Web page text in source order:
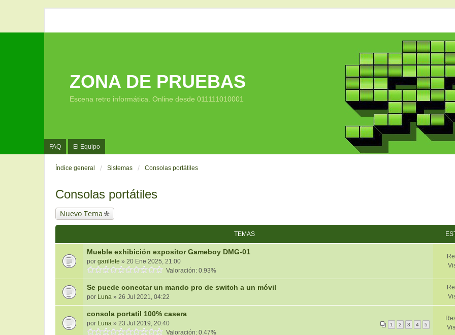
FAQ El Equipo
ZONA DE PRUEBAS
Escena retro informática. Online desde 011111010001
Índice general Sistemas Consolas portátiles
Consolas portátiles
Nuevo Tema
TEMAS
Mueble exhibición expositor Gameboy DMG-01
por garillete » 20 Ene 2025, 21:00
Valoración: 0.93%
Se puede conectar un mando pro de switch a un móvil
por Luna » 26 Jul 2021, 04:22
consola portatil 100% casera
1 2 3 4 5
por Luna » 23 Jul 2019, 20:40
Valoración: 0.47%